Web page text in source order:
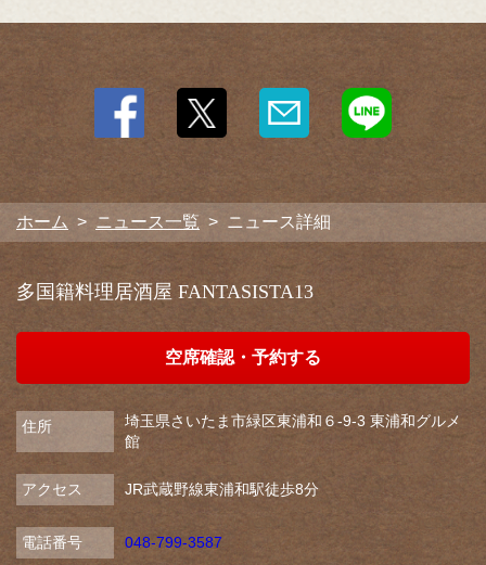
ホーム ニュース一覧 ニュース詳細
多国籍料理居酒屋 FANTASISTA13
空席確認・予約する
住所
埼玉県さいたま市緑区東浦和６-9-3 東浦和グルメ
館
アクセス JR武蔵野線東浦和駅徒歩8分
電話番号 048-799-3587